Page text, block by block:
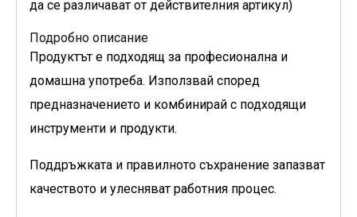
да се различават от действителния артикул)
Подробно описание
Продуктът е подходящ за професионална и
домашна употреба. Използвай според
предназначението и комбинирай с подходящи
инструменти и продукти.
Поддръжката и правилното съхранение запазват
качеството и улесняват работния процес.